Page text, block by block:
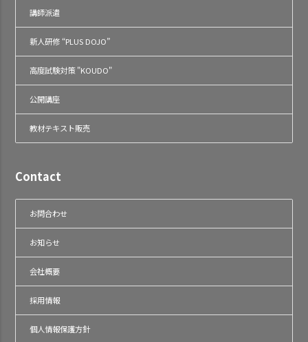
講師派遣
新人研修 “PLUS DOJO”
高度試験対策 "KOUDO"
公開講座
教材テキスト販売
Contact
お問合わせ
お知らせ
会社概要
採用情報
個人情報保護方針